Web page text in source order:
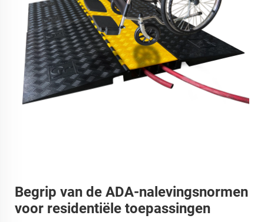
Begrip van de ADA-nalevingsnormen
voor residentiële toepassingen